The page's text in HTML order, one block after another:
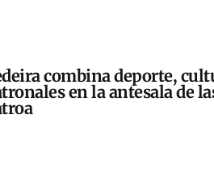
combina deporte,
en la antesala de